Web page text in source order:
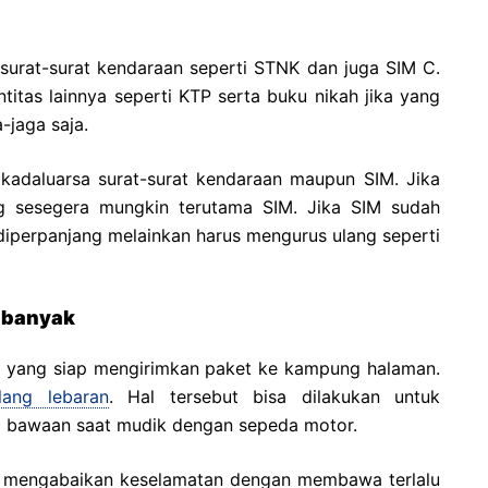
surat kendaraan seperti STNK dan juga SIM C.
lainnya seperti KTP serta buku nikah jika yang
jaga saja.
surat-surat kendaraan maupun SIM. Jika
sesegera mungkin terutama SIM. Jika SIM sudah
melainkan harus mengurus ulang seperti
siap mengirimkan paket ke kampung halaman.
lebaran. Hal tersebut bisa dilakukan untuk
saat mudik dengan sepeda motor.
keselamatan dengan membawa terlalu